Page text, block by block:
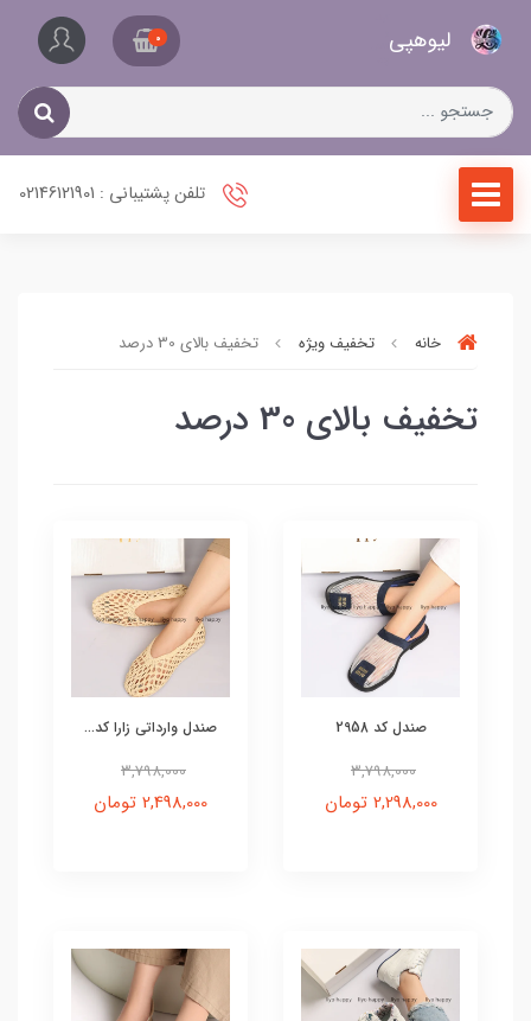
لیو‌هپی 0
تلفن پشتیبانی : 02146121901
خانه تخفیف ویژه تخفیف بالای 30 درصد
تخفیف بالای 30 درصد
صندل کد 2958
3,798,000
2,298,000 تومان
صندل وارداتی زارا کد...
3,798,000
2,498,000 تومان